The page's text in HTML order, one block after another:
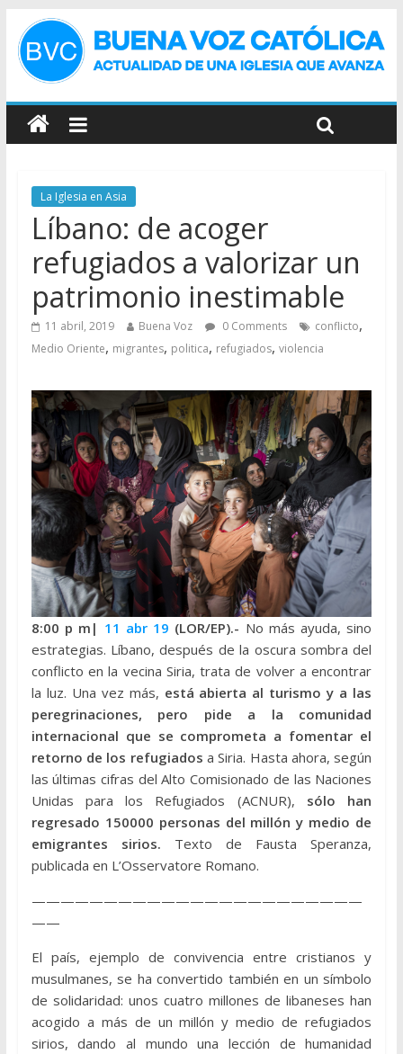
La Iglesia en Asia
Líbano: de acoger
refugiados a valorizar un
patrimonio inestimable
11 abril, 2019 Buena Voz 0 Comments conflicto,
Medio Oriente, migrantes, politica, refugiados, violencia
8:00 p m| 11 abr 19 (LOR/EP).- No más ayuda, sino
estrategias. Líbano, después de la oscura sombra del
conflicto en la vecina Siria, trata de volver a encontrar
la luz. Una vez más, está abierta al turismo y a las
peregrinaciones, pero pide a la comunidad
internacional que se comprometa a fomentar el
retorno de los refugiados a Siria. Hasta ahora, según
las últimas cifras del Alto Comisionado de las Naciones
Unidas para los Refugiados (ACNUR), sólo han
regresado 150000 personas del millón y medio de
emigrantes sirios. Texto de Fausta Speranza,
publicada en L’Osservatore Romano.
———————————————————————
——
El país, ejemplo de convivencia entre cristianos y
musulmanes, se ha convertido también en un símbolo
de solidaridad: unos cuatro millones de libaneses han
acogido a más de un millón y medio de refugiados
sirios, dando al mundo una lección de humanidad